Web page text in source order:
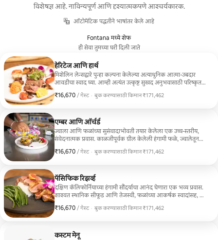
विशेषज्ञ आहे. नाविन्यपूर्ण आणि दृश्यात्मकपणे आश्चर्यकारक.
ऑटोमॅटिक पद्धतीने भाषांतर केले आहे
Fontana मध्ये शेफ
ही सेवा तुमच्या घरी दिली जाते
हेरिटेज आणि हार्थ
मिशेलिन लेन्सद्वारे पुन्हा कल्पना केलेल्या अत्याधुनिक आत्मा-उबदार
आवडीचा स्वाद घ्या. आम्ही अत्यंत उत्कृष्ट सुखद अनुभवासाठी परिष्कृत
जुन्या आठवणींना उजाळा देतो.
₹16,670 / गेस्ट
₹16,670 प्रति गेस्ट· बुक करण्यासाठी किमान ₹171,462
एम्बर आणि ऑर्चर्ड
ज्वाला आणि फळांच्या सुसंवादाभोवती तयार केलेला एक उच्च-स्तरीय,
संवेदनात्मक प्रवास. काळजीपूर्वक ग्रील केलेली हंगामी फळे, ज्वालेतून
व्याख्या करणाऱ्या धाडसी, अनपेक्षित चवींच्या संयोगांचा आनंद घ्या.
₹16,670 / गेस्ट
₹16,670 प्रति गेस्ट· बुक करण्यासाठी किमान ₹171,462
पॅसिफिक रिझर्व्ह
दक्षिण कॅलिफोर्नियाच्या हंगामी सौंदर्याचा आनंद घेणारा एक भव्य प्रवास.
शाश्वत स्थानिक सीफूड आणि तेजस्वी, फळांच्या आकर्षक स्वादांसह, या
कॅप्चर करतात.
₹16,670 / गेस्ट
₹16,670 प्रति गेस्ट· बुक करण्यासाठी किमान ₹171,462
कस्टम मेनू